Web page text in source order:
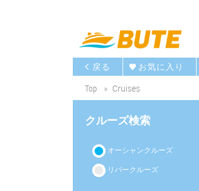
戻る
お気に入り
Top
Cruises
クルーズ検索
オーシャンクルーズ
リバークルーズ